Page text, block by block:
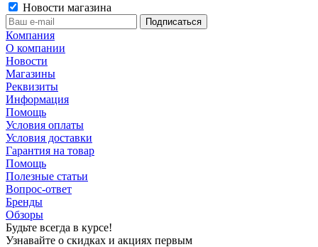
Новости магазина
Компания
О компании
Новости
Магазины
Реквизиты
Информация
Помощь
Условия оплаты
Условия доставки
Гарантия на товар
Помощь
Полезные статьи
Вопрос-ответ
Бренды
Обзоры
Будьте всегда в курсе!
Узнавайте о скидках и акциях первым